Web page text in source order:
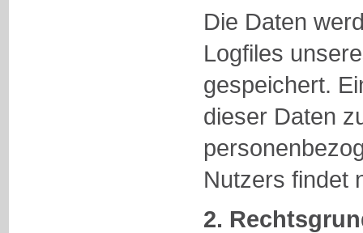
Die Daten
Logfiles
gespeichert.
dieser Daten
Nutzers findet
2.